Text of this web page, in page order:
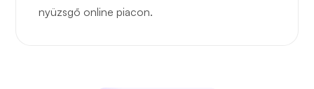
nyüzsgő online piacon.